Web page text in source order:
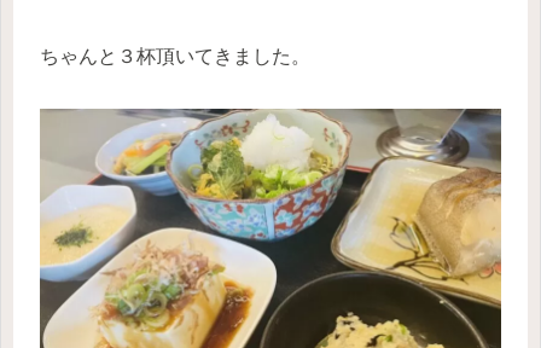
ちゃんと３杯頂いてきました。